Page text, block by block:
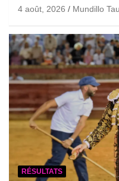
4 août, 2026 Mundillo
RÉSULTATS